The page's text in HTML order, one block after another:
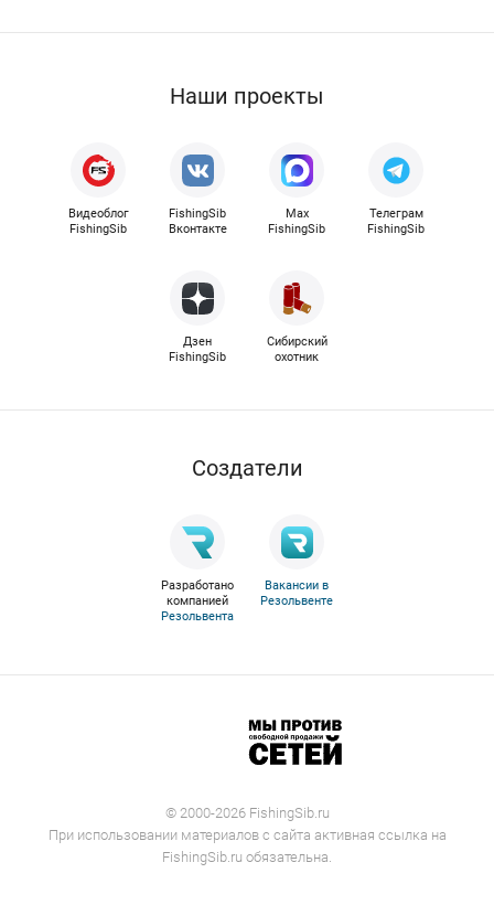
Наши проекты
Видеоблог
FishingSib
FishingSib
Вконтакте
Max
FishingSib
Телеграм
FishingSib
Дзен
FishingSib
Сибирский
охотник
Cоздатели
Разработано
компанией
Резольвента
Вакансии в
Резольвенте
© 2000-2026 FishingSib.ru
При использовании материалов с сайта активная ссылка на
FishingSib.ru обязательна.